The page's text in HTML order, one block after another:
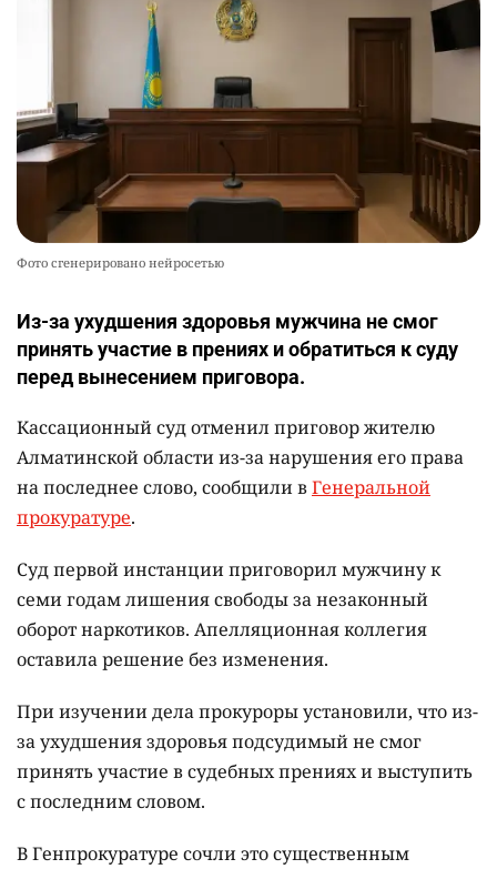
Фото сгенерировано нейросетью
Из-за ухудшения здоровья мужчина не смог
принять участие в прениях и обратиться к суду
перед вынесением приговора.
Кассационный суд отменил приговор жителю
Алматинской области из-за нарушения его права
на последнее слово, сообщили вГенеральной
прокуратуре.
Суд первой инстанции приговорил мужчину к
семи годам лишения свободы за незаконный
оборот наркотиков. Апелляционная коллегия
оставила решение без изменения.
При изучении дела прокуроры установили, что из-
за ухудшения здоровья подсудимый не смог
принять участие в судебных прениях и выступить
с последним словом.
В Генпрокуратуре сочли это существенным